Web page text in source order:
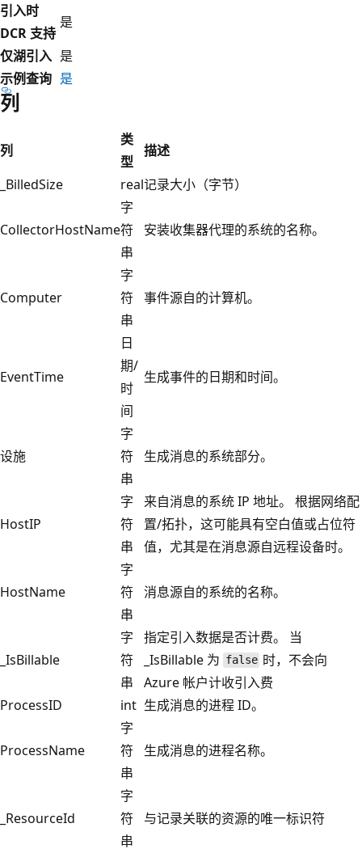
引入时
DCR 支持
是
仅湖引入 是
示例查询 是
列
列
类
型
描述
_BilledSize
real记录大小（字节）
CollectorHostName
字
符
串
安装收集器代理的系统的名称。
Computer
字
符
串
事件源自的计算机。
EventTime
日
期/
时
间
生成事件的日期和时间。
设施
字
符
串
生成消息的系统部分。
HostIP
字
符
串
来自消息的系统 IP 地址。 根据网络配
置/拓扑，这可能具有空白值或占位符
值，尤其是在消息源自远程设备时。
HostName
字
符
串
消息源自的系统的名称。
_IsBillable
字
符
串
指定引入数据是否计费。 当
_IsBillable 为 false 时，不会向
Azure 帐户计收引入费
ProcessID
int 生成消息的进程 ID。
ProcessName
字
符
串
生成消息的进程名称。
_ResourceId
字
符
串
与记录关联的资源的唯一标识符